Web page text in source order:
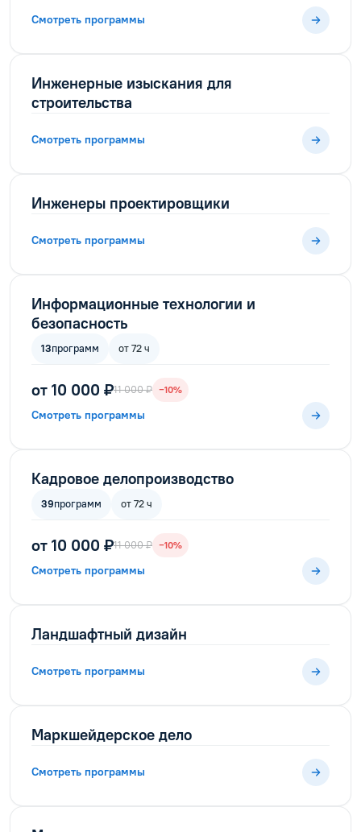
Смотреть программы
Инженерные изыскания для
строительства
Смотреть программы
Инженеры проектировщики
Смотреть программы
Информационные технологии и
безопасность
13программ от 72 ч
от 10 000 ₽11 000 ₽ −10%
Смотреть программы
Кадровое делопроизводство
39программ от 72 ч
от 10 000 ₽11 000 ₽ −10%
Смотреть программы
Ландшафтный дизайн
Смотреть программы
Маркшейдерское дело
Смотреть программы